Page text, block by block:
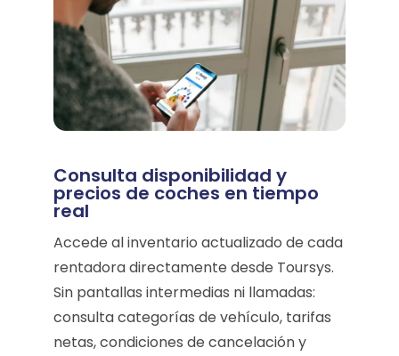
Consulta disponibilidad y
precios de coches en tiempo
real
Accede al inventario actualizado de cada
rentadora directamente desde Toursys.
Sin pantallas intermedias ni llamadas:
consulta categorías de vehículo, tarifas
netas, condiciones de cancelación y